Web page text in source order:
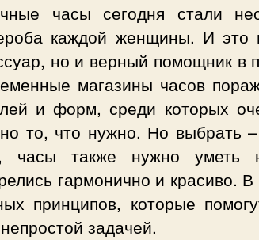
часы сегодня стали
каждой женщины. И это
но и верный помощник в
магазины часов
и форм, среди которых
то, что нужно. Но выбрать
часы также нужно уметь
гармонично и красиво.
принципов, которые
задачей.